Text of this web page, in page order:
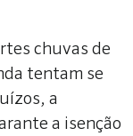
chuvas de
tentam se
a
a isenção